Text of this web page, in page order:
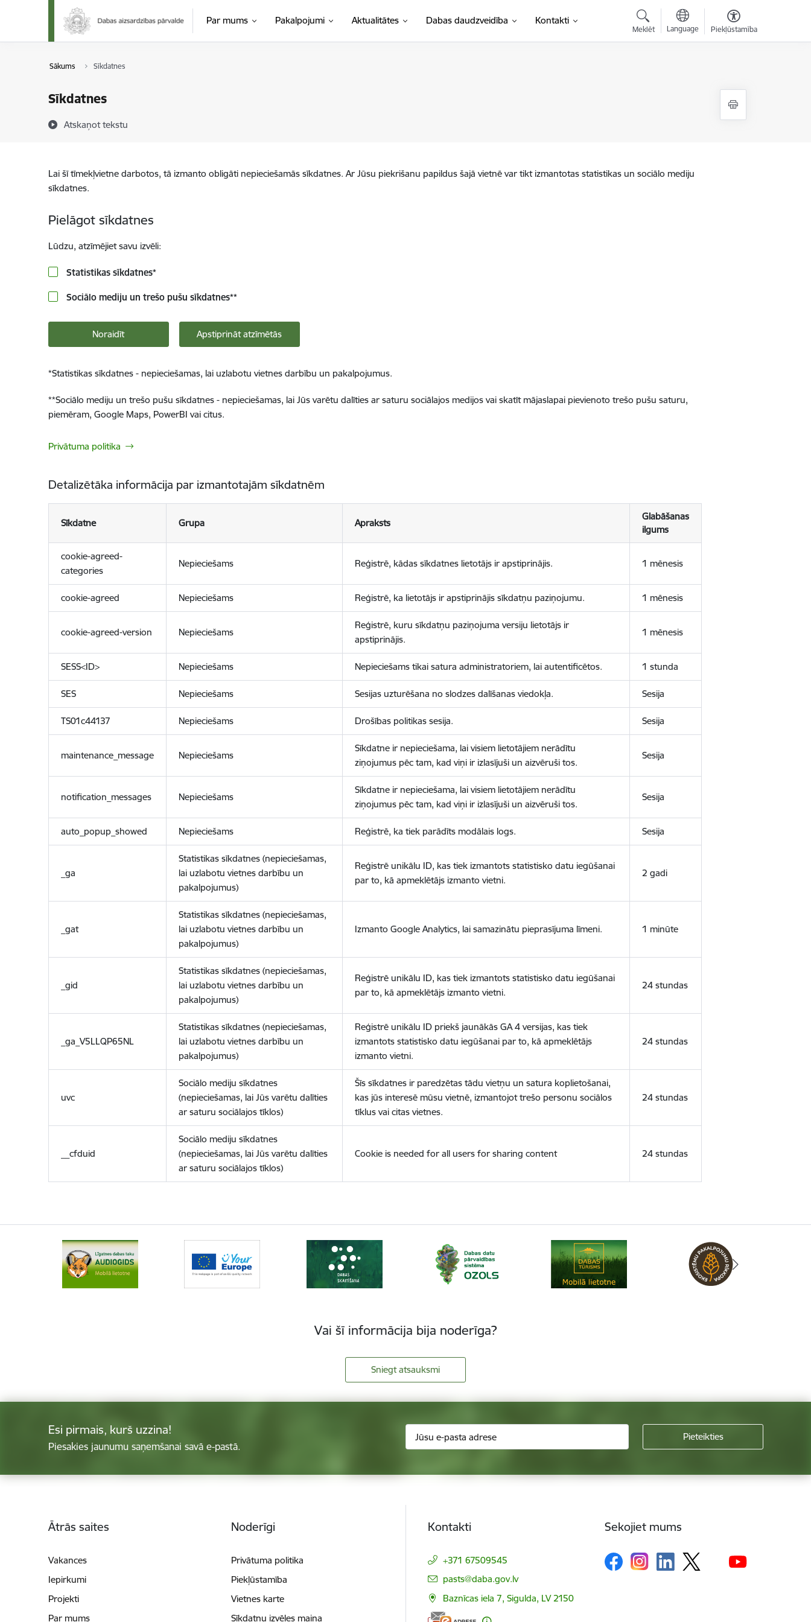
Pāriet uz lapas saturu
Par mums Pakalpojumi Aktualitātes Dabas daudzveidība Kontakti
Meklēt Language Piekļūstamība
Sākums Sīkdatnes
Sīkdatnes
Atskaņot tekstu
Lai šī tīmekļvietne darbotos, tā izmanto obligāti nepieciešamās sīkdatnes. Ar Jūsu piekrišanu papildus šajā vietnē var tikt izmantotas statistikas un sociālo mediju
sīkdatnes.
Pielāgot sīkdatnes
Lūdzu, atzīmējiet savu izvēli:
Statistikas sīkdatnes*
Sociālo mediju un trešo pušu sīkdatnes**
Noraidīt Apstiprināt atzīmētās
*Statistikas sīkdatnes - nepieciešamas, lai uzlabotu vietnes darbību un pakalpojumus.
**Sociālo mediju un trešo pušu sīkdatnes - nepieciešamas, lai Jūs varētu dalīties ar saturu sociālajos medijos vai skatīt mājaslapai pievienoto trešo pušu saturu,
piemēram, Google Maps, PowerBI vai citus.
Privātuma politika
Detalizētāka informācija par izmantotajām sīkdatnēm
Sīkdatne Grupa Apraksts
Glabāšanas
ilgums
cookie-agreed-
categories
Nepieciešams Reģistrē, kādas sīkdatnes lietotājs ir apstiprinājis. 1 mēnesis
cookie-agreed Nepieciešams Reģistrē, ka lietotājs ir apstiprinājis sīkdatņu paziņojumu. 1 mēnesis
cookie-agreed-version Nepieciešams
Reģistrē, kuru sīkdatņu paziņojuma versiju lietotājs ir
apstiprinājis.
1 mēnesis
SESS<ID> Nepieciešams Nepieciešams tikai satura administratoriem, lai autentificētos. 1 stunda
SES Nepieciešams Sesijas uzturēšana no slodzes dalīšanas viedokļa. Sesija
TS01c44137 Nepieciešams Drošības politikas sesija. Sesija
maintenance_message Nepieciešams
Sīkdatne ir nepieciešama, lai visiem lietotājiem nerādītu
ziņojumus pēc tam, kad viņi ir izlasījuši un aizvēruši tos.
Sesija
notification_messages Nepieciešams
Sīkdatne ir nepieciešama, lai visiem lietotājiem nerādītu
ziņojumus pēc tam, kad viņi ir izlasījuši un aizvēruši tos.
Sesija
auto_popup_showed Nepieciešams Reģistrē, ka tiek parādīts modālais logs. Sesija
_ga
Statistikas sīkdatnes (nepieciešamas,
lai uzlabotu vietnes darbību un
pakalpojumus)
Reģistrē unikālu ID, kas tiek izmantots statistisko datu iegūšanai
par to, kā apmeklētājs izmanto vietni.
2 gadi
_gat
Statistikas sīkdatnes (nepieciešamas,
lai uzlabotu vietnes darbību un
pakalpojumus)
Izmanto Google Analytics, lai samazinātu pieprasījuma līmeni. 1 minūte
_gid
Statistikas sīkdatnes (nepieciešamas,
lai uzlabotu vietnes darbību un
pakalpojumus)
Reģistrē unikālu ID, kas tiek izmantots statistisko datu iegūšanai
par to, kā apmeklētājs izmanto vietni.
24 stundas
_ga_V5LLQP65NL
Statistikas sīkdatnes (nepieciešamas,
lai uzlabotu vietnes darbību un
pakalpojumus)
Reģistrē unikālu ID priekš jaunākās GA 4 versijas, kas tiek
izmantots statistisko datu iegūšanai par to, kā apmeklētājs
izmanto vietni.
24 stundas
uvc
Sociālo mediju sīkdatnes
(nepieciešamas, lai Jūs varētu dalīties
ar saturu sociālajos tīklos)
Šīs sīkdatnes ir paredzētas tādu vietņu un satura koplietošanai,
kas jūs interesē mūsu vietnē, izmantojot trešo personu sociālos
tīklus vai citas vietnes.
24 stundas
__cfduid
Sociālo mediju sīkdatnes
(nepieciešamas, lai Jūs varētu dalīties
ar saturu sociālajos tīklos)
Cookie is needed for all users for sharing content 24 stundas
Vai šī informācija bija noderīga?
Sniegt atsauksmi
Esi pirmais, kurš uzzina!
Piesakies jaunumu saņemšanai savā e-pastā.
Ātrās saites
Vakances
Iepirkumi
Projekti
Par mums
Noderīgi
Privātuma politika
Piekļūstamība
Vietnes karte
Sīkdatņu izvēles maiņa
Kontakti
+371 67509545
E-pasts:
pasts@daba.gov.lv
Baznīcas iela 7, Sigulda, LV 2150
Sekojiet mums